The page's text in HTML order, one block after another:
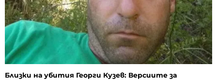
Близки на убития Георги Кузев: Версиите за